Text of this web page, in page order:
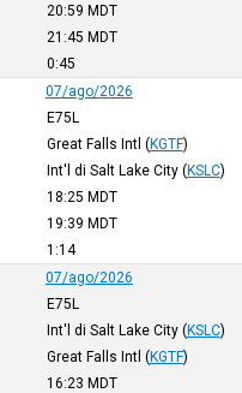
20:59 MDT
21:45 MDT
0:45
07/ago/2026
E75L
Great Falls Intl (KGTF)
Int'l di Salt Lake City (KSLC)
18:25 MDT
19:39 MDT
1:14
07/ago/2026
E75L
Int'l di Salt Lake City (KSLC)
Great Falls Intl (KGTF)
16:23 MDT